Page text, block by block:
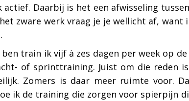
actief. Daarbij is het een afwisseling
zware werk vraag je je wellicht af,
ben train ik vijf à zes dagen per week op
of sprinttraining. Juist om die reden
Zomers is daar meer ruimte voor.
ik de training die zorgen voor spierpijn